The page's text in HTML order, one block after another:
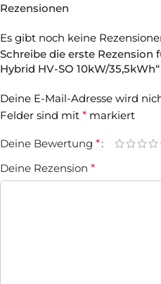
Rezensionen
Es gibt noch keine
Schreibe die erste Rezension
Hybrid HV-SO 10kW/35,5kWh“
Deine E-Mail-Adresse wird
Felder sind mit * markiert
Deine Bewertung *
Deine Rezension *